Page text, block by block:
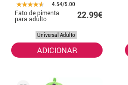
4.54/5.00
Fato de pimenta
para adulto 22.99€
Universal Adulto
ADICIONAR